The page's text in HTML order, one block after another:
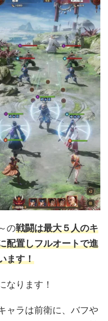
の戦闘は最大５人のキ
配置しフルオートで進
ます！
なります！
ャラは前衛に、バフや